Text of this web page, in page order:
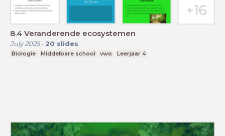
8.4 Veranderende ecosystemen
July 2025- 20 slides
Biologie Middelbare school vwo Leerjaar 4